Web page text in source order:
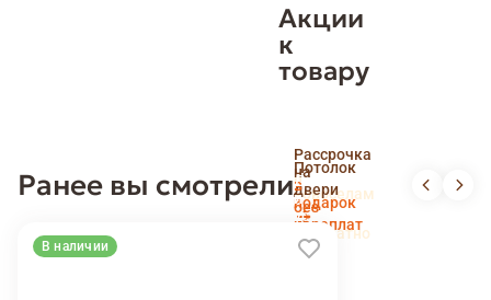
Акции
к
товару
пенсионерам
и
новоселам
Рассрочка
на
двери
без
переплат
Потолок
в
подарок
Доставка
и
установка
беслпатно
Ранее вы смотрели
В наличии